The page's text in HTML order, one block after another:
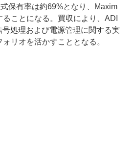
保有率は約69%となり、Maxim
ことになる。買収により、ADI
処理および電源管理に関する実
リオを活かすこととなる。